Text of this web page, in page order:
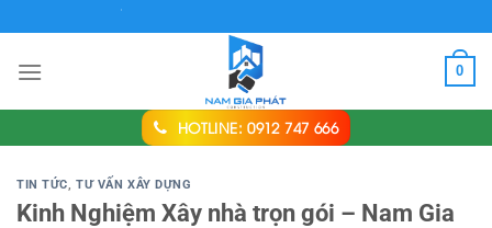
đến
nội
0
HOTLINE: 0912 747 666
TIN TỨC,TƯ VẤN XÂY DỰNG
Kinh Nghiệm Xây nhà trọn gói – Nam Gia